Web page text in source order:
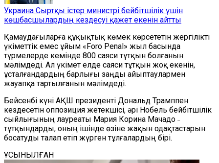
Украина Сыртқы істер министрі бейбітшілік үшін
көшбасшылардың кездесуі қажет екенін айтты
Қамаудағыларға құқықтық көмек көрсететін жергілікті
үкіметтік емес ұйым «Foro Penal» жыл басында
түрмелерде кемінде 800 саяси тұтқын болғанын
мәлімдеді. Ал үкімет елде саяси тұтқын жоқ екенін,
ұсталғандардың барлығы заңды айыптаулармен
жауапқа тартылғанын мәлімдеді.
Бейсенбі күні АҚШ президенті Дональд Трамппен
кездесетін оппозиция жетекшісі, әрі Нобель бейбітшілік
сыйлығының лауреаты Мария Корина Мачадо ˗
тұтқындарды, оның ішінде өзіне жақын одақтастарын
босатуды талап етіп жүрген тұлғалардың бірі.
ҰСЫНЫЛҒАН